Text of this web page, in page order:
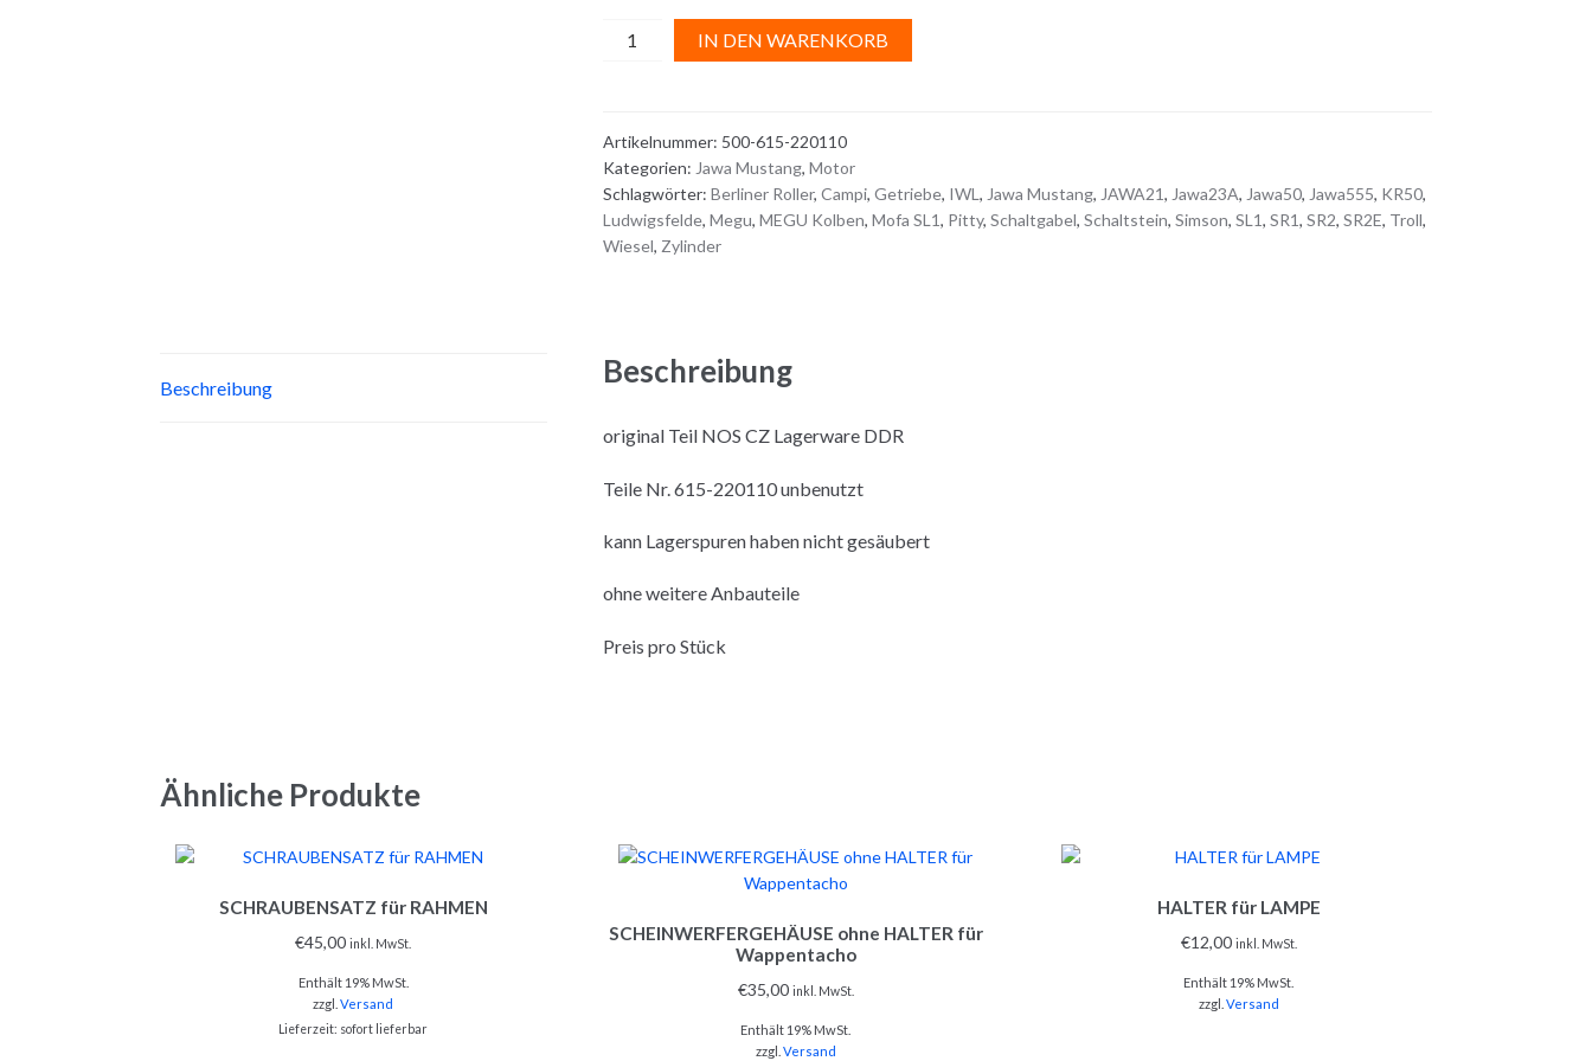
SCHALTGABELIN DEN WARENKORB
a
Artikelnummer: 500-615-220110
Kategorien: Jawa Mustang, Motor
Schlagwörter: Berliner Roller, Campi, Getriebe, IWL , Jawa Mustang, JAWA21, Jawa23A, Jawa50, Jawa555, KR50,
Ludwigsfelde, Megu, MEGU Kolben, Mofa SL1, Pitty, Schaltgabel, Schaltstein, Simson, SL1, SR1, SR2, SR2E, Troll,
Wiesel, Zylinder
Beschreibung Beschreibung
original Teil NOS CZ Lagerware DDR
Teile Nr. 615-220110 unbenutzt
kann Lagerspuren haben nicht gesäubert
ohne weitere Anbauteile
Preis pro Stück
Ähnliche Produkte
SCHRAUBENSATZ für RAHMEN
€45,00 inkl. MwSt.
Enthält 19% MwSt.
zzgl.Versand
Lieferzeit: sofort lieferbar
SCHEINWERFERGEHÄUSE ohne HALTER für
Wappentacho
€35,00 inkl. MwSt.
Enthält 19% MwSt.
zzgl. Versand
HALTER für LAMPE
€12,00 inkl. MwSt.
Enthält 19% MwSt.
zzgl. Versand